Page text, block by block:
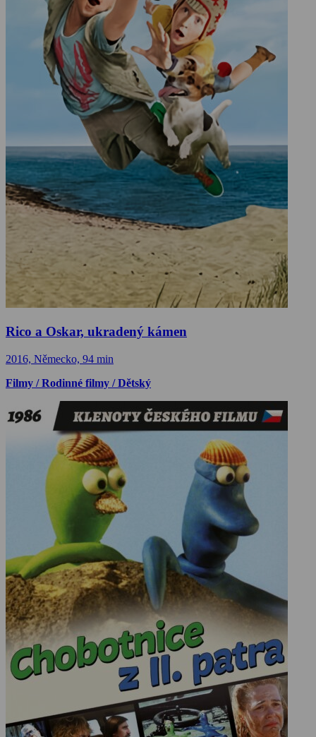
Rico a Oskar, ukradený kámen
2016, Německo, 94 min
Filmy / Rodinné filmy / Dětský